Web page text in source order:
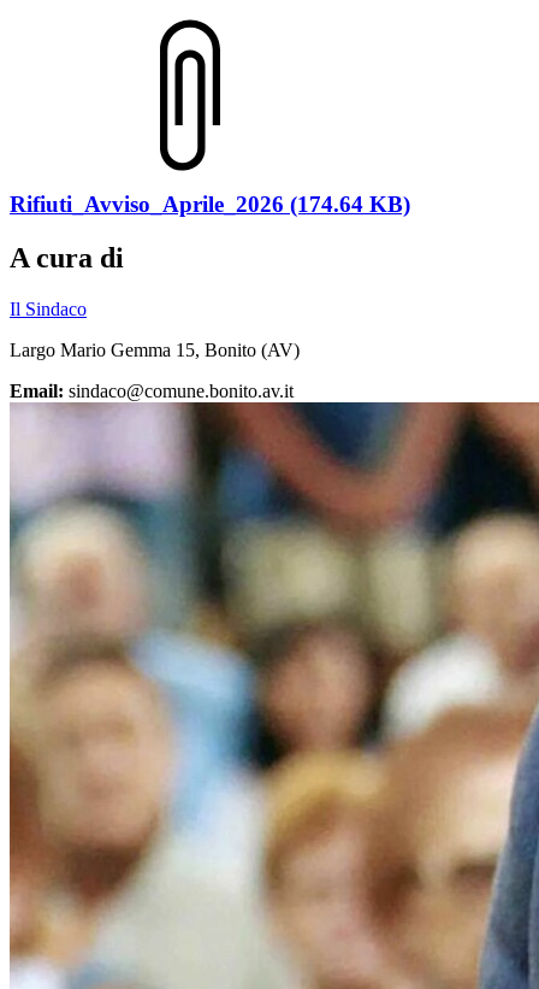
Rifiuti_Avviso_Aprile_2026 (174.64 KB)
A cura di
Il Sindaco
Largo Mario Gemma 15, Bonito (AV)
Email: sindaco@comune.bonito.av.it